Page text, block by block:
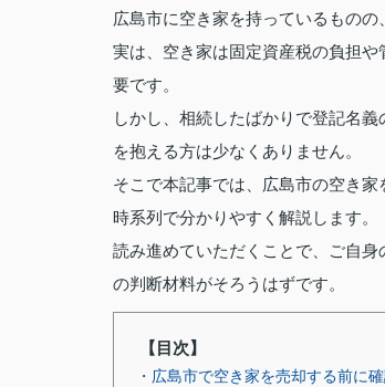
広島市に空き家を持っているもの
実は、空き家は固定資産税の負担
要です。
しかし、相続したばかりで登記名
を抱える方は少なくありません。
そこで本記事では、広島市の空き
時系列で分かりやすく解説します。
読み進めていただくことで、ご自
の判断材料がそろうはずです。
【目次】
・広島市で空き家を売却する前に